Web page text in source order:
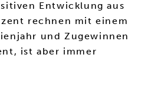
Entwicklung aus
rechnen mit einem
und Zugewinnen
ist aber immer